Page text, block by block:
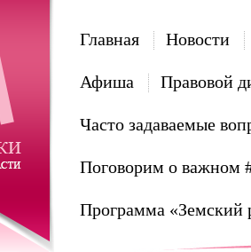
Главная Новости
Афиша Правовой
Часто задаваемые
Поговорим о важном
Программа «Земский